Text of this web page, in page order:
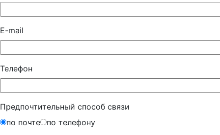
E-mail
Телефон
Предпочтительный способ связи
по почте
по телефону